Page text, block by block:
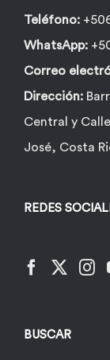
Teléfono:
WhatsApp:
Correo
Dirección:
Central y
José, Costa
REDES
BUSCAR